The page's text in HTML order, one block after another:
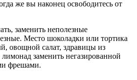
же вы наконец освободитесь от
заменить неполезные
Место шоколадки или тортика
овощной салат, здравицы из
заменить негазированной
фрешами.